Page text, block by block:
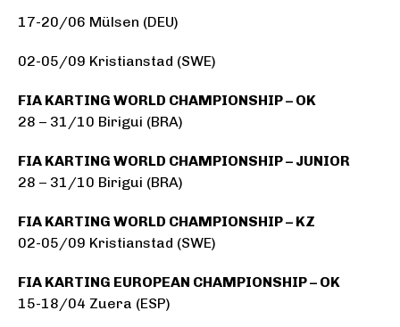
17-20/06 Mülsen (DEU)
02-05/09 Kristianstad (SWE)
FIA KARTING WORLD CHAMPIONSHIP – OK
28 – 31/10 Birigui (BRA)
FIA KARTING WORLD CHAMPIONSHIP – JUNIOR
28 – 31/10 Birigui (BRA)
FIA KARTING WORLD CHAMPIONSHIP – KZ
02-05/09 Kristianstad (SWE)
FIA KARTING EUROPEAN CHAMPIONSHIP – OK
15-18/04 Zuera (ESP)